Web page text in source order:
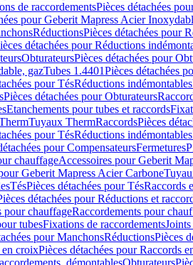
de raccordementsPièces détachées
pour Geberit Mapress Acier
RéductionsPièces détachées pour
détachées pour Réductions
ObturateursPièces détachées pour
gazTubes 1.4401Pièces détachées
pour TésRéductions indémontables
Pièces détachées pour Obturateurs
Etanchements pour tubes et raccords
Tuyaux ThermRaccordsPièces
pour TésRéductions indémontables
pour CompensateursFermetures
chauffageAccessoires pour Geberit
Geberit Mapress Acier Carbone
TésPièces détachées pour TésRaccords
détachées pour Réductions et
pour chauffageRaccordements pour
tubesFixations de raccordements
pour ManchonsRéductionsPièces
en croixPièces détachées pour Raccords
démontablesObturateurs